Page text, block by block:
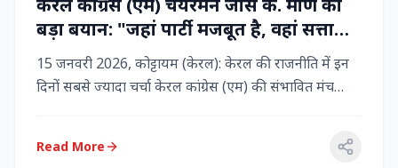
बड़ा बयान: "जहां पार्टी मजबूत है, वहां सत्ता
बनी रहेगी" – LDF के साथ बने रहने पर जोर
15 जनवरी 2026, कोट्टायम (केरल): केरल की राजनीति में इन
दिनों सबसे ज्यादा चर्चा केरल कांग्रेस (एम) की संभावित मंच
Read More